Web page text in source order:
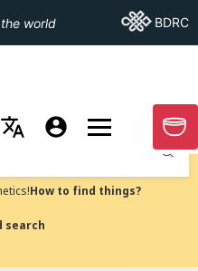
world Go ToBDRC
OF MORE PAGES
GO
Submit
How to find things?
search